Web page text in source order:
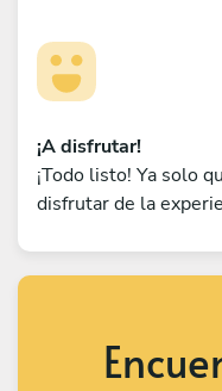
¡A disfrutar!
¡Todo listo! Ya solo
disfrutar de la